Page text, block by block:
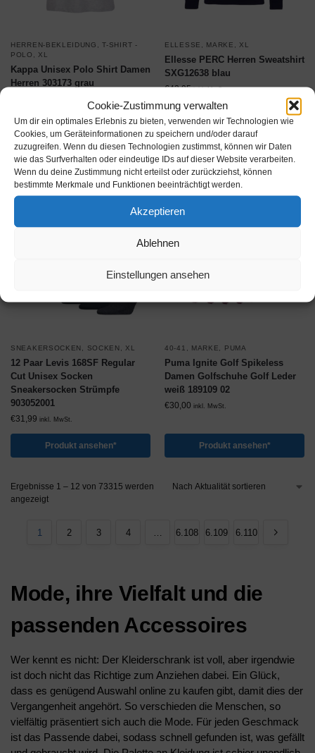
Cookie-Zustimmung verwalten
Um dir ein optimales Erlebnis zu bieten, verwenden wir Technologien wie
Cookies, um Geräteinformationen zu speichern und/oder darauf
zuzugreifen. Wenn du diesen Technologien zustimmst, können wir Daten
wie das Surfverhalten oder eindeutige IDs auf dieser Website verarbeiten.
Wenn du deine Zustimmung nicht erteilst oder zurückziehst, können
bestimmte Merkmale und Funktionen beeinträchtigt werden.
Akzeptieren
Ablehnen
Einstellungen ansehen
HERREN-BEKLEIDUNG ,T-SHIRT -
POLO
XL
Kappa Unisex Polo Shirt Damen
Herren 303173 grau
Produkt ansehen*
ELLESSE MARKE XL
Ellesse PERC Herren Sweatshirt
SXG12638 blau
€42,95 inkl. MwSt.
Produkt ansehen*
SNEAKERSOCKEN SOCKEN XL
12 Paar Levis 168SF Regular
Cut Unisex Socken
Sneakersocken Strümpfe
903052001
€31,99 inkl. MwSt.
Produkt ansehen*
40-41 MARKE PUMA
Puma Ignite Golf Spikeless
Damen Golfschuhe Golf Leder
weiß 189109 02
€30,00 inkl. MwSt.
Produkt ansehen*
Ergebnisse 1 – 12 von 73315 werden
angezeigt
1 2 3 4 … 6.108 6.109 6.110
Mode, ihre Vielfalt und die
passenden Accessoires
Wer kennt es nicht: Der Kleiderschrank ist voll, aber irgendwie
ist doch nicht das Richtige zum Anziehen dabei. Ein Glück,
dass es genügend Auswahl online zu kaufen gibt, damit dies der
Vergangenheit angehört. So verschieden die Menschen, so
vielfältig präsentiert sich auch die Mode. Für jeden Geschmack
ist das Passende dabei, sodass schnell gefunden ist, was gefällt